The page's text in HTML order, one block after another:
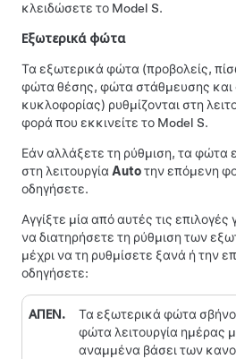
κλειδώσετε το Model S.
Εξωτερικά φώτα
Τα εξωτερικά φώτα (προβολείς,
φώτα θέσης, φώτα στάθμευσης και
κυκλοφορίας) ρυθμίζονται στη
φορά που εκκινείτε το Model S.
Εάν αλλάξετε τη ρύθμιση, τα φώτα
στη λειτουργίαAutoτην επόμενη
οδηγήσετε.
Αγγίξτε μία από αυτές τις επιλογές
να διατηρήσετε τη ρύθμιση των
μέχρι να τη ρυθμίσετε ξανά ή την
οδηγήσετε:
ΑΠΕΝ.
Τα εξωτερικά φώτα
φώτα λειτουργία ημέρας
αναμμένα βάσει των